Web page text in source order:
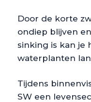
Door de korte
ondiep blijven
sinking is kan je
waterplanten
Tijdens
SW een